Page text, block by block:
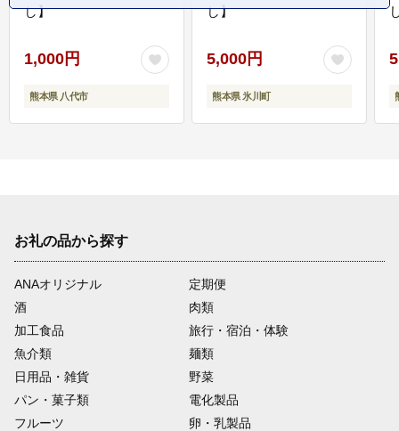
し】
1,000円
熊本県 八代市
し】
5,000円
熊本県 氷川町
お礼の品から探す
ANAオリジナル
定期便
酒
肉類
加工食品
旅行・宿泊・体験
魚介類
麺類
日用品・雑貨
野菜
パン・菓子類
電化製品
フルーツ
卵・乳製品